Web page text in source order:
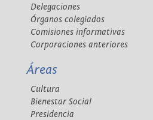
Delegaciones
Órganos colegiados
Comisiones informativas
Corporaciones anteriores
Áreas
Cultura
Bienestar Social
Presidencia